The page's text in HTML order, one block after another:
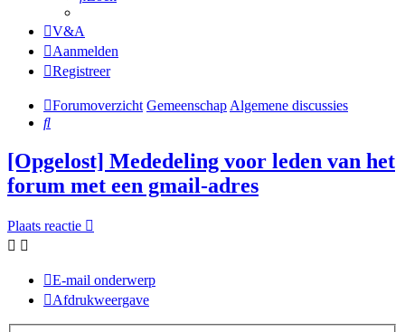
V&A
Aanmelden
Registreer
Forumoverzicht Gemeenschap Algemene discussies
Zoek
[Opgelost] Mededeling voor leden van het
forum met een gmail-adres
Plaats reactie
E-mail onderwerp
Afdrukweergave